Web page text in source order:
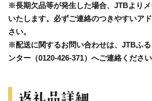
※長期欠品等が発生した場合、JTBより
いたします。必ずご連絡のつきやすいア
さい。
※配送に関するお問い合わせは、JTBふ
ンター（0120-426-371）へご連絡ください